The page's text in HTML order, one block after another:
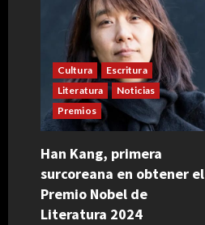
Cultura
Escritura
Literatura
Noticias
Premios
Han Kang, primera
surcoreana en obtener el
Premio Nobel de
Literatura 2024